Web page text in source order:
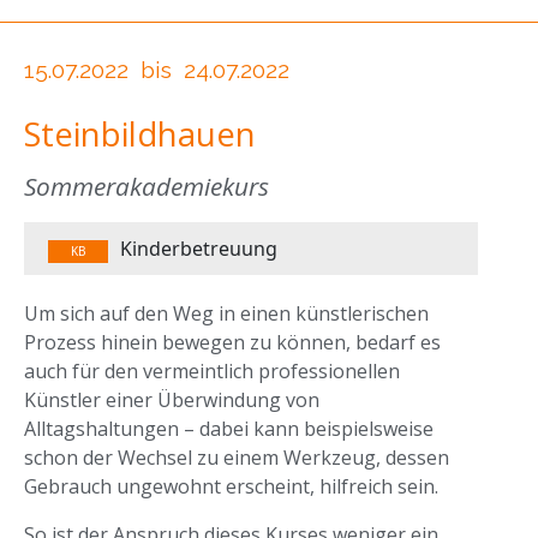
15.07.2022 bis 24.07.2022
Steinbildhauen
Sommerakademiekurs
KB Kinderbetreuung
Um sich auf den Weg in einen künstlerischen
Prozess hinein bewegen zu können, bedarf es
auch für den vermeintlich professionellen
Künstler einer Überwindung von
Alltagshaltungen – dabei kann beispielsweise
schon der Wechsel zu einem Werkzeug, dessen
Gebrauch ungewohnt erscheint, hilfreich sein.